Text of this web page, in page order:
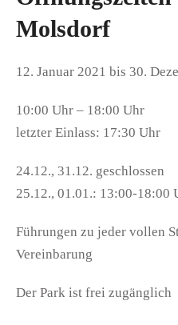
Molsdorf
12. Januar 2021 bis 30.
10:00 Uhr – 18:00 Uhr
letzter Einlass: 17:30 Uhr
24.12., 31.12. geschlossen
25.12., 01.01.: 13:00-18:00
Führungen zu jeder vollen
Vereinbarung
Der Park ist frei zugänglich